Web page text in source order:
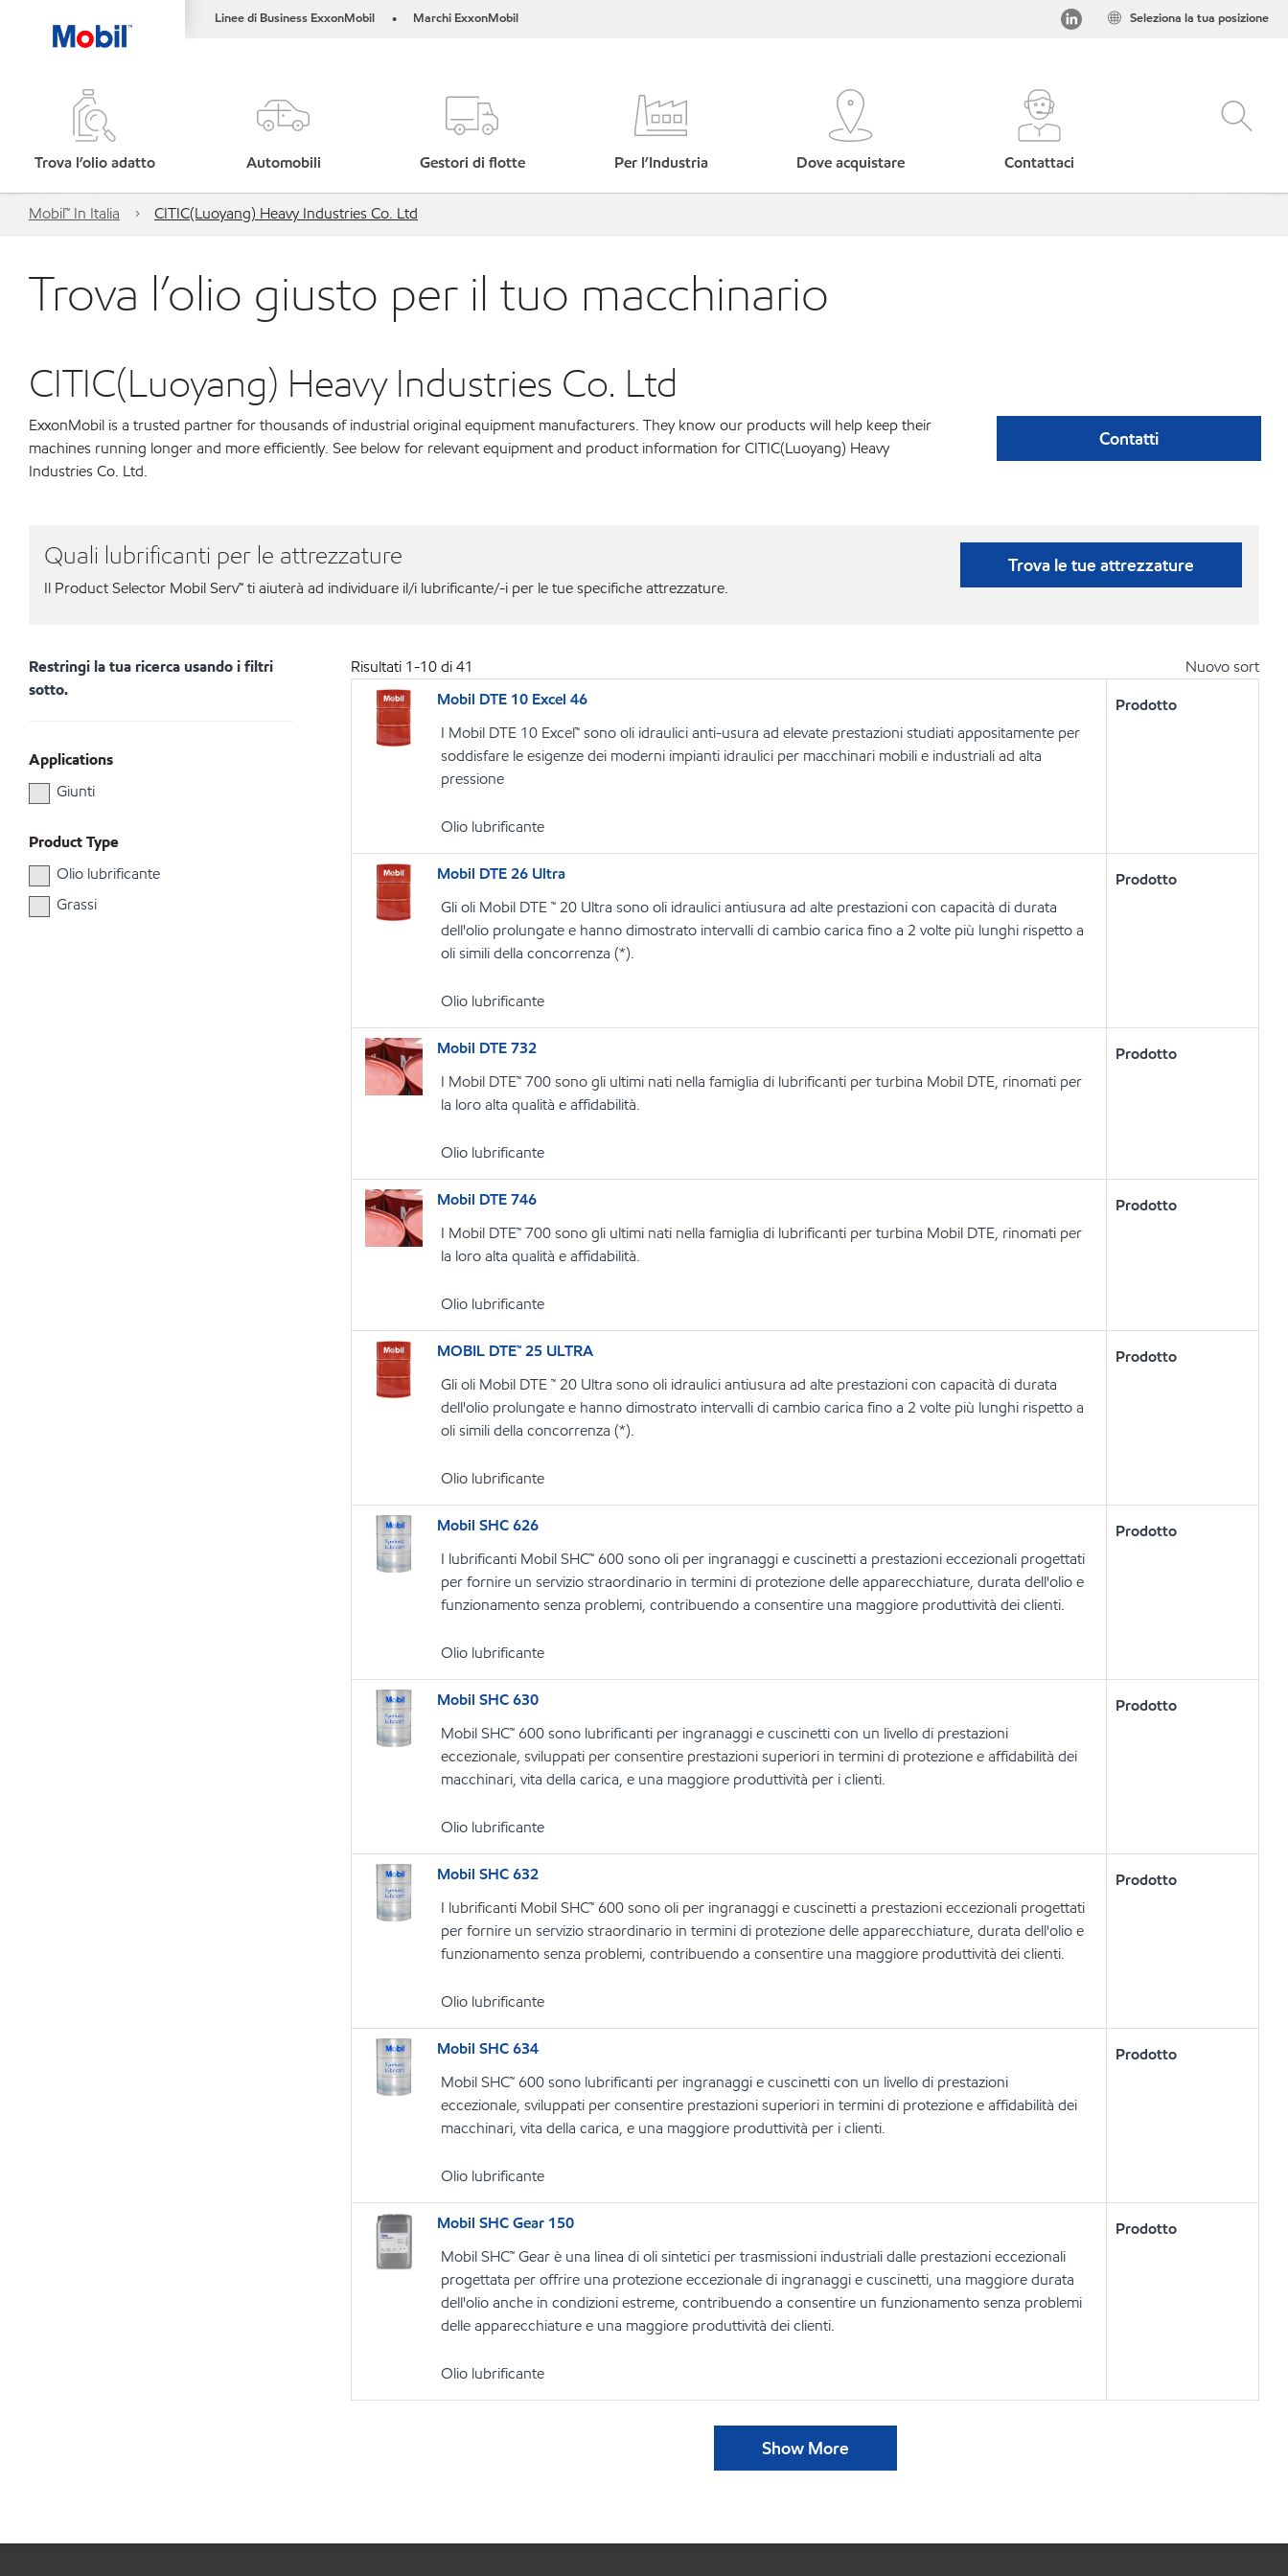
Linee di Business ExxonMobil • Marchi ExxonMobil Seleziona la tua posizione
Trova l’olio adatto Automobili Gestori di flotte Per l’Industria Dove acquistare Contattaci
Mobil™ In Italia CITIC(Luoyang) Heavy Industries Co. Ltd
Trova l’olio giusto per il tuo macchinario
CITIC(Luoyang) Heavy Industries Co. Ltd
ExxonMobil is a trusted partner for thousands of industrial original equipment manufacturers. They know our products will help keep their
machines running longer and more efficiently. See below for relevant equipment and product information for CITIC(Luoyang) Heavy
Industries Co. Ltd.
Contatti
Quali lubrificanti per le attrezzature
Il Product Selector Mobil Serv℠ ti aiuterà ad individuare il/i lubrificante/-i per le tue specifiche attrezzature.
Trova le tue attrezzature
Restringi la tua ricerca usando i filtri
sotto.
Applications
Giunti
Product Type
Olio lubrificante
Grassi
Risultati 1-10di41
Nuovo sort
Mobil DTE 10 Excel 46
I Mobil DTE 10 Excel™ sono oli idraulici anti-usura ad elevate prestazioni studiati appositamente per
soddisfare le esigenze dei moderni impianti idraulici per macchinari mobili e industriali ad alta
pressione
Olio lubrificante
Prodotto
Mobil DTE 26 Ultra
Gli oli Mobil DTE ™ 20 Ultra sono oli idraulici antiusura ad alte prestazioni con capacità di durata
dell'olio prolungate e hanno dimostrato intervalli di cambio carica fino a 2 volte più lunghi rispetto a
oli simili della concorrenza (*).
Olio lubrificante
Prodotto
Mobil DTE 732
I Mobil DTE™ 700 sono gli ultimi nati nella famiglia di lubrificanti per turbina Mobil DTE, rinomati per
la loro alta qualità e affidabilità.
Olio lubrificante
Prodotto
Mobil DTE 746
I Mobil DTE™ 700 sono gli ultimi nati nella famiglia di lubrificanti per turbina Mobil DTE, rinomati per
la loro alta qualità e affidabilità.
Olio lubrificante
Prodotto
MOBIL DTE™ 25 ULTRA
Gli oli Mobil DTE ™ 20 Ultra sono oli idraulici antiusura ad alte prestazioni con capacità di durata
dell'olio prolungate e hanno dimostrato intervalli di cambio carica fino a 2 volte più lunghi rispetto a
oli simili della concorrenza (*).
Olio lubrificante
Prodotto
Mobil SHC 626
I lubrificanti Mobil SHC™ 600 sono oli per ingranaggi e cuscinetti a prestazioni eccezionali progettati
per fornire un servizio straordinario in termini di protezione delle apparecchiature, durata dell'olio e
funzionamento senza problemi, contribuendo a consentire una maggiore produttività dei clienti.
Olio lubrificante
Prodotto
Mobil SHC 630
Mobil SHC™ 600 sono lubrificanti per ingranaggi e cuscinetti con un livello di prestazioni
eccezionale, sviluppati per consentire prestazioni superiori in termini di protezione e affidabilità dei
macchinari, vita della carica, e una maggiore produttività per i clienti.
Olio lubrificante
Prodotto
Mobil SHC 632
I lubrificanti Mobil SHC™ 600 sono oli per ingranaggi e cuscinetti a prestazioni eccezionali progettati
per fornire un servizio straordinario in termini di protezione delle apparecchiature, durata dell'olio e
funzionamento senza problemi, contribuendo a consentire una maggiore produttività dei clienti.
Olio lubrificante
Prodotto
Mobil SHC 634
Mobil SHC™ 600 sono lubrificanti per ingranaggi e cuscinetti con un livello di prestazioni
eccezionale, sviluppati per consentire prestazioni superiori in termini di protezione e affidabilità dei
macchinari, vita della carica, e una maggiore produttività per i clienti.
Olio lubrificante
Prodotto
Mobil SHC Gear 150
Mobil SHC™ Gear è una linea di oli sintetici per trasmissioni industriali dalle prestazioni eccezionali
progettata per offrire una protezione eccezionale di ingranaggi e cuscinetti, una maggiore durata
dell'olio anche in condizioni estreme, contribuendo a consentire un funzionamento senza problemi
delle apparecchiature e una maggiore produttività dei clienti.
Olio lubrificante
Prodotto
Show More